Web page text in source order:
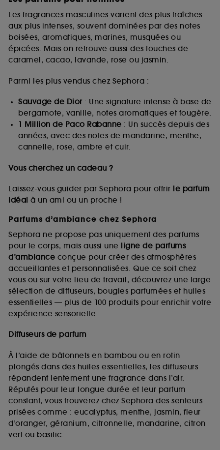
Les fragrances masculines varient des plus fraîches
aux plus intenses, souvent dominées par des notes
boisées, aromatiques, marines, musquées ou
épicées. Mais on retrouve aussi des touches de
caramel, cacao, lavande, rose ou jasmin.
Parmi les plus vendus chez Sephora :
Sauvage de Dior: Une signature intense à base de
bergamote, vanille, notes aromatiques et fougère.
1 Million de Paco Rabanne : Un succès depuis des
années, avec des notes de mandarine, menthe,
cannelle, rose, ambre et cuir.
Vous cherchez un cadeau ?
Laissez-vous guider par Sephora pour offrir le parfum
idéal à un ami ou un proche !
Parfums d’ambiance chez Sephora
Sephora ne propose pas uniquement des parfums
pour le corps, mais aussi une ligne de parfums
d’ambiance conçue pour créer des atmosphères
accueillantes et personnalisées. Que ce soit chez
vous ou sur votre lieu de travail, découvrez une large
sélection de diffuseurs, bougies parfumées et huiles
essentielles — plus de 100 produits pour enrichir votre
expérience sensorielle.
Diffuseurs de parfum
À l’aide de bâtonnets en bambou ou en rotin
plongés dans des huiles essentielles, les diffuseurs
répandent lentement une fragrance dans l’air.
Réputés pour leur longue durée et leur parfum
constant, vous trouverez chez Sephora des senteurs
prisées comme : eucalyptus, menthe, jasmin, fleur
d’oranger, géranium, citronnelle, mandarine, citron
vert ou basilic.